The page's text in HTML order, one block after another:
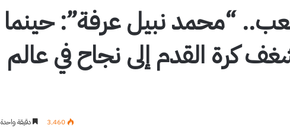
“محمد نبيل عرفة”: حينما
كرة القدم إلى نجاح في عالم
3٬460 دقيقة واحدة